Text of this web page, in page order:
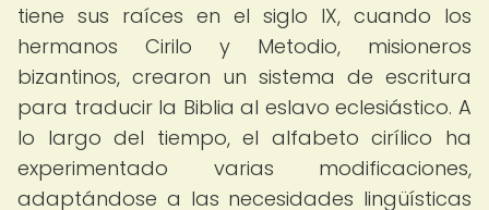
tiene sus raíces en el siglo IX, cuando los
hermanos Cirilo y Metodio, misioneros
bizantinos, crearon un sistema de escritura
para traducir la Biblia al eslavo eclesiástico. A
lo largo del tiempo, el alfabeto cirílico ha
experimentado varias modificaciones,
adaptándose a las necesidades lingüísticas